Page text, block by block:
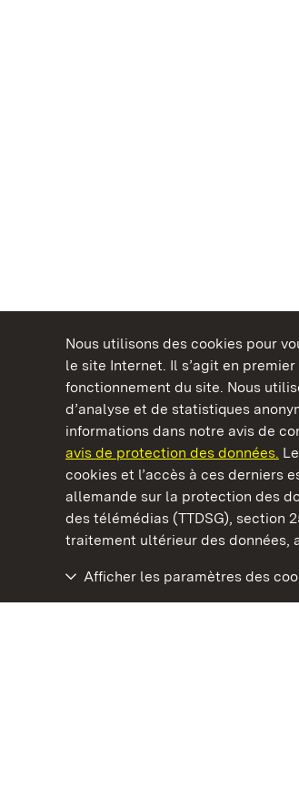
Nous utilisons des cookies pour
le site Internet. Il s’agit en
fonctionnement du site. Nous
d’analyse et de statistiques
informations dans notre avis de
avis de protection des données.
cookies et l’accès à ces derniers
allemande sur la protection des
des télémédias (TTDSG), section
traitement ultérieur des données,
Afficher les paramètres des
Châteaux et jardins publics
Château résidentiel de Rastatt